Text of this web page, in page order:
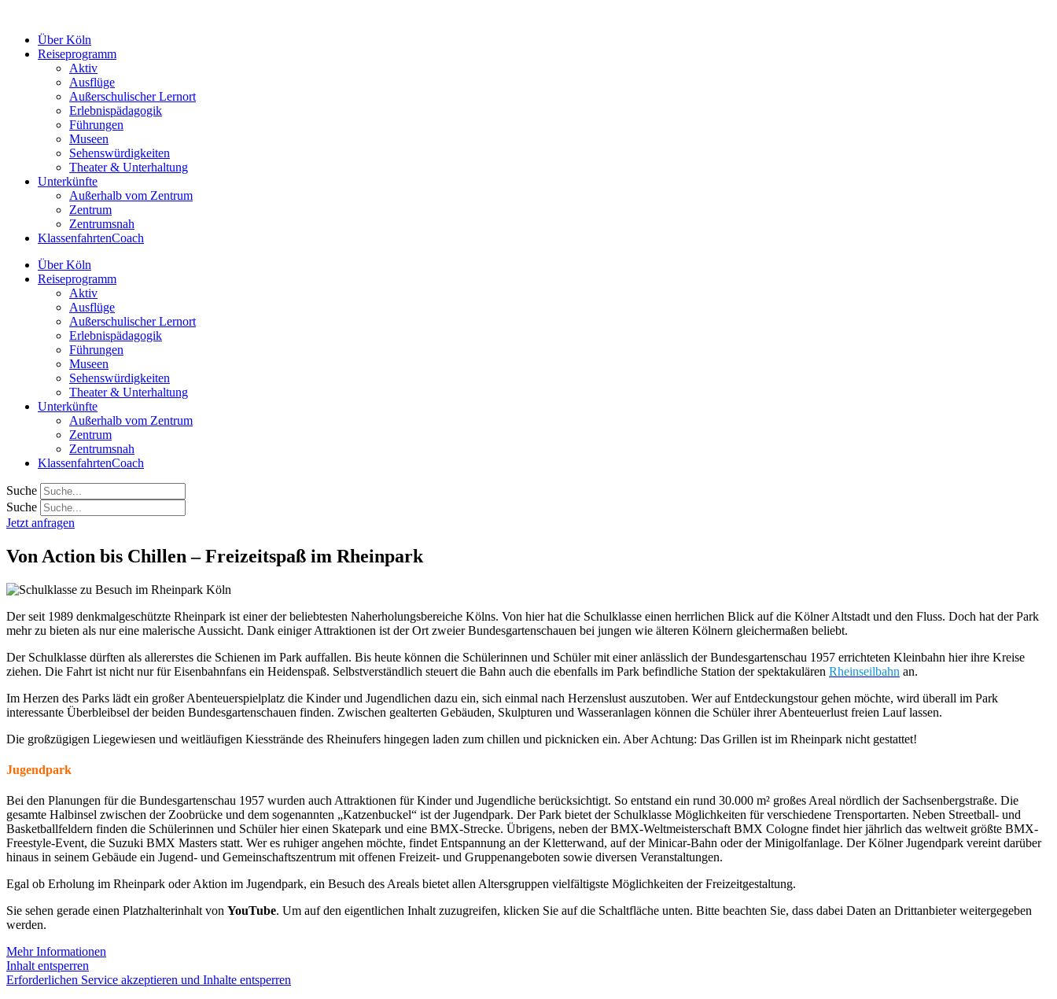
springenÜber Köln
Reiseprogramm
Aktiv
Ausflüge
Außerschulischer Lernort
Erlebnispädagogik
Führungen
Museen
Sehenswürdigkeiten
Theater & Unterhaltung
Unterkünfte
Außerhalb vom Zentrum
Zentrum
Zentrumsnah
KlassenfahrtenCoach
Über Köln
Reiseprogramm
Aktiv
Ausflüge
Außerschulischer Lernort
Erlebnispädagogik
Führungen
Museen
Sehenswürdigkeiten
Theater & Unterhaltung
Unterkünfte
Außerhalb vom Zentrum
Zentrum
Zentrumsnah
KlassenfahrtenCoach
Suche
Suche
Jetzt anfragen
Von Action bis Chillen – Freizeitspaß im Rheinpark
Der seit 1989 denkmalgeschützte Rheinpark ist einer der beliebtesten Naherholungsbereiche Kölns. Von hier hat die Schulklasse einen herrlichen Blick auf die Kölner Altstadt und den Fluss. Doch hat der Park
mehr zu bieten als nur eine malerische Aussicht. Dank einiger Attraktionen ist der Ort zweier Bundesgartenschauen bei jungen wie älteren Kölnern gleichermaßen beliebt.
Der Schulklasse dürften als allererstes die Schienen im Park auffallen. Bis heute können die Schülerinnen und Schüler mit einer anlässlich der Bundesgartenschau 1957 errichteten Kleinbahn hier ihre Kreise
ziehen. Die Fahrt ist nicht nur für Eisenbahnfans ein Heidenspaß. Selbstverständlich steuert die Bahn auch die ebenfalls im Park befindliche Station der spektakulären Rheinseilbahn an.
Im Herzen des Parks lädt ein großer Abenteuerspielplatz die Kinder und Jugendlichen dazu ein, sich einmal nach Herzenslust auszutoben. Wer auf Entdeckungstour gehen möchte, wird überall im Park
interessante Überbleibsel der beiden Bundesgartenschauen finden. Zwischen gealterten Gebäuden, Skulpturen und Wasseranlagen können die Schüler ihrer Abenteuerlust freien Lauf lassen.
Die großzügigen Liegewiesen und weitläufigen Kiesstrände des Rheinufers hingegen laden zum chillen und picknicken ein. Aber Achtung: Das Grillen ist im Rheinpark nicht gestattet!
Jugendpark
Bei den Planungen für die Bundesgartenschau 1957 wurden auch Attraktionen für Kinder und Jugendliche berücksichtigt. So entstand ein rund 30.000 m² großes Areal nördlich der Sachsenbergstraße. Die
gesamte Halbinsel zwischen der Zoobrücke und dem sogenannten „Katzenbuckel“ ist der Jugendpark. Der Park bietet der Schulklasse Möglichkeiten für verschiedene Trensportarten. Neben Streetball- und
Basketballfeldern finden die Schülerinnen und Schüler hier einen Skatepark und eine BMX-Strecke. Übrigens, neben der BMX-Weltmeisterschaft BMX Cologne findet hier jährlich das weltweit größte BMX-
Freestyle-Event, die Suzuki BMX Masters statt. Wer es ruhiger angehen möchte, findet Entspannung an der Kletterwand, auf der Minicar-Bahn oder der Minigolfanlage. Der Kölner Jugendpark vereint darüber
hinaus in seinem Gebäude ein Jugend- und Gemeinschaftszentrum mit offenen Freizeit- und Gruppenangeboten sowie diversen Veranstaltungen.
Egal ob Erholung im Rheinpark oder Aktion im Jugendpark, ein Besuch des Areals bietet allen Altersgruppen vielfältigste Möglichkeiten der Freizeitgestaltung.
Sie sehen gerade einen Platzhalterinhalt von YouTube. Um auf den eigentlichen Inhalt zuzugreifen, klicken Sie auf die Schaltfläche unten. Bitte beachten Sie, dass dabei Daten an Drittanbieter weitergegeben
werden.
Mehr Informationen
Inhalt entsperren
Erforderlichen Service akzeptieren und Inhalte entsperren